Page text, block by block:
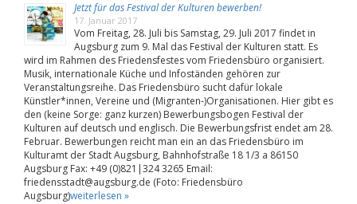
Jetzt für das Festival der Kulturen bewerben!
17. Januar 2017
Vom Freitag, 28. Juli bis Samstag, 29. Juli 2017 findet in
Augsburg zum 9. Mal das Festival der Kulturen statt. Es
wird im Rahmen des Friedensfestes vom Friedensbüro organisiert.
Musik, internationale Küche und Infoständen gehören zur
Veranstaltungsreihe. Das Friedensbüro sucht dafür lokale
Künstler*innen, Vereine und (Migranten-)Organisationen. Hier gibt es
den (keine Sorge: ganz kurzen) Bewerbungsbogen Festival der
Kulturen auf deutsch und englisch. Die Bewerbungsfrist endet am 28.
Februar. Bewerbungen reicht man ein an das Friedensbüro im
Kulturamt der Stadt Augsburg, Bahnhofstraße 18 1/3 a 86150
Augsburg Fax: +49 (0)821|324 3265 Email:
friedensstadt@augsburg.de (Foto: Friedensbüro
Augsburg)weiterlesen »